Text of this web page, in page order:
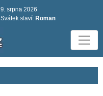
9. srpna 2026
Svátek slaví: Roman